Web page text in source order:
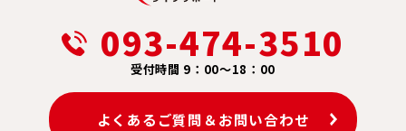
093-474-3510
受付時間 9：00～18：00
よくあるご質問＆お問い合わせ